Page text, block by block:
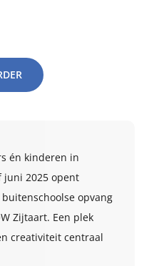
én kinderen in
juni 2025 opent
opvang
Zijtaart. Een plek
creativiteit centraal